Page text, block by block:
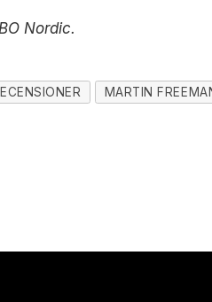
Nordic.
MARTIN